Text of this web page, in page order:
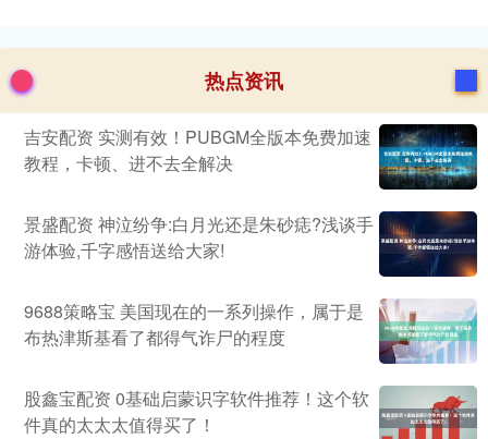
热点资讯
吉安配资 实测有效！PUBGM全版本免费加速
教程，卡顿、进不去全解决
景盛配资 神泣纷争:白月光还是朱砂痣?浅谈手
游体验,千字感悟送给大家!
9688策略宝 美国现在的一系列操作，属于是
布热津斯基看了都得气诈尸的程度
股鑫宝配资 0基础启蒙识字软件推荐！这个软
件真的太太太值得买了！